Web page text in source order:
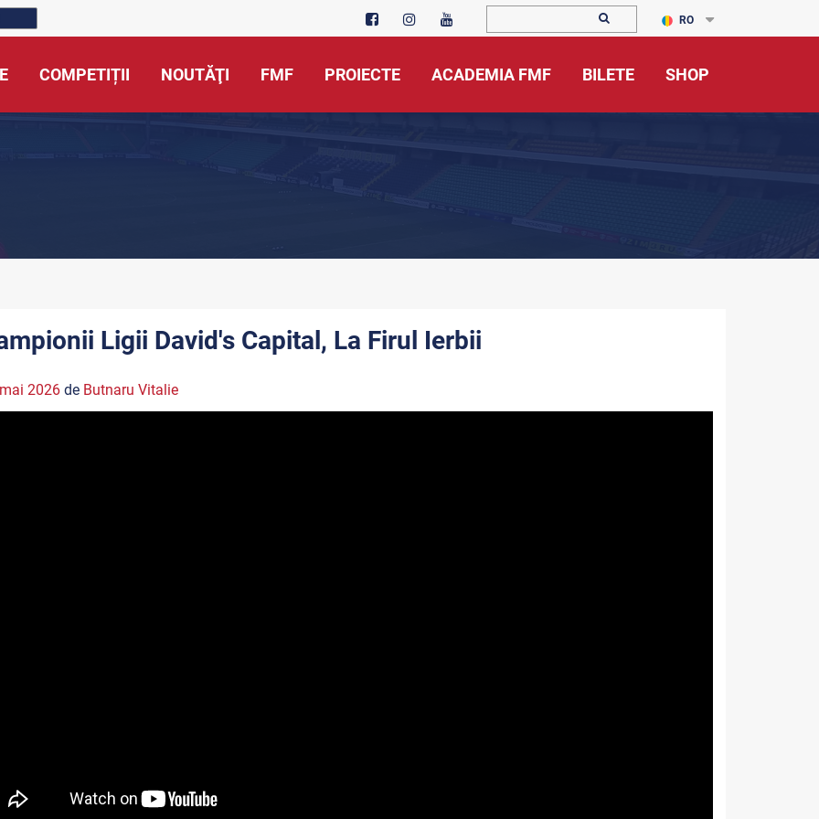
RO
COMPETIȚII NOUTĂŢI FMF PROIECTE ACADEMIA FMF BILETE SHOP
Ligii David's Capital, La Firul Ierbii
2026de Butnaru Vitalie